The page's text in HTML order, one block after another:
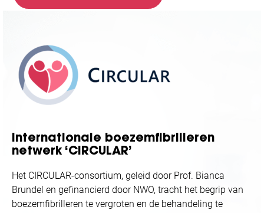
Internationale boezemfibrilleren
netwerk ‘CIRCULAR’
Het CIRCULAR-consortium, geleid door Prof. Bianca
Brundel en gefinancierd door NWO, tracht het begrip van
boezemfibrilleren te vergroten en de behandeling te